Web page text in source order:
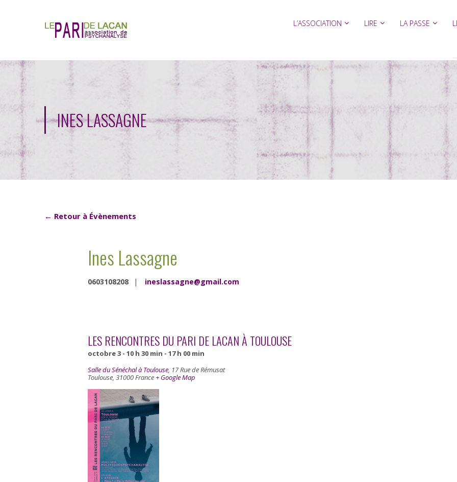
L’ASSOCIATION LIRE LA PASSE
INES LASSAGNE
← Retour à Évènements
Ines Lassagne
0603108208 | ineslassagne@gmail.com
LES RENCONTRES DU PARI DE LACAN À TOULOUSE
octobre 3 - 10 h 30 min - 17 h 00 min
Salle du Sénéchal à Toulouse 17 Rue de Rémusat
Toulouse 31000 France + Google Map